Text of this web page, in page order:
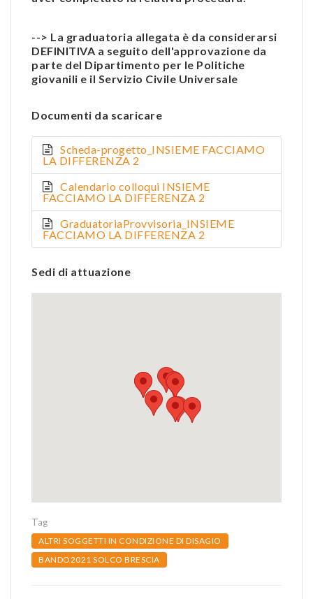
--> La graduatoria allegata è da considerarsi
DEFINITIVA a seguito dell'approvazione da
parte del Dipartimento per le Politiche
giovanili e il Servizio Civile Universale
Documenti da scaricare
Scheda-progetto_INSIEME FACCIAMO
LA DIFFERENZA 2
Calendario colloqui INSIEME
FACCIAMO LA DIFFERENZA 2
GraduatoriaProvvisoria_INSIEME
FACCIAMO LA DIFFERENZA 2
Sedi di attuazione
Tag
ALTRI SOGGETTI IN CONDIZIONE DI DISAGIO
BANDO2021 SOLCO BRESCIA